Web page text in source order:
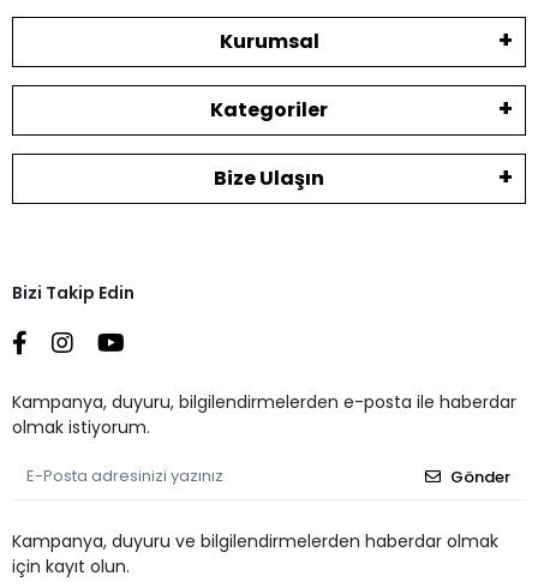
Kurumsal
Kategoriler
Bize Ulaşın
Bizi Takip Edin
Kampanya, duyuru, bilgilendirmelerden e-posta ile haberdar
olmak istiyorum.
Gönder
Kampanya, duyuru ve bilgilendirmelerden haberdar olmak
için kayıt olun.